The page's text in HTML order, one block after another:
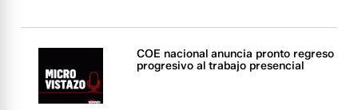
COE nacional anuncia pronto regreso
progresivo al trabajo presencial